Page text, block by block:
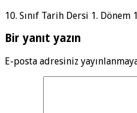
10. Sınıf Tarih Dersi 1. Dönem
Bir yanıt yazın
E-posta adresiniz